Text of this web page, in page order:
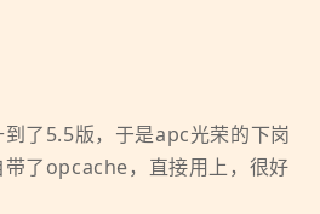
了5.5版，于是apc光荣的下岗
了opcache，直接用上，很好